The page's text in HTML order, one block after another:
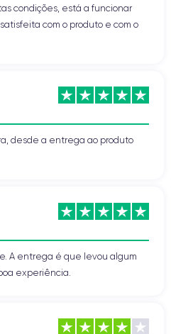
condições, está a funcionar
com o produto e com o
desde a entrega ao produto
A entrega é que levou algum
experiência.